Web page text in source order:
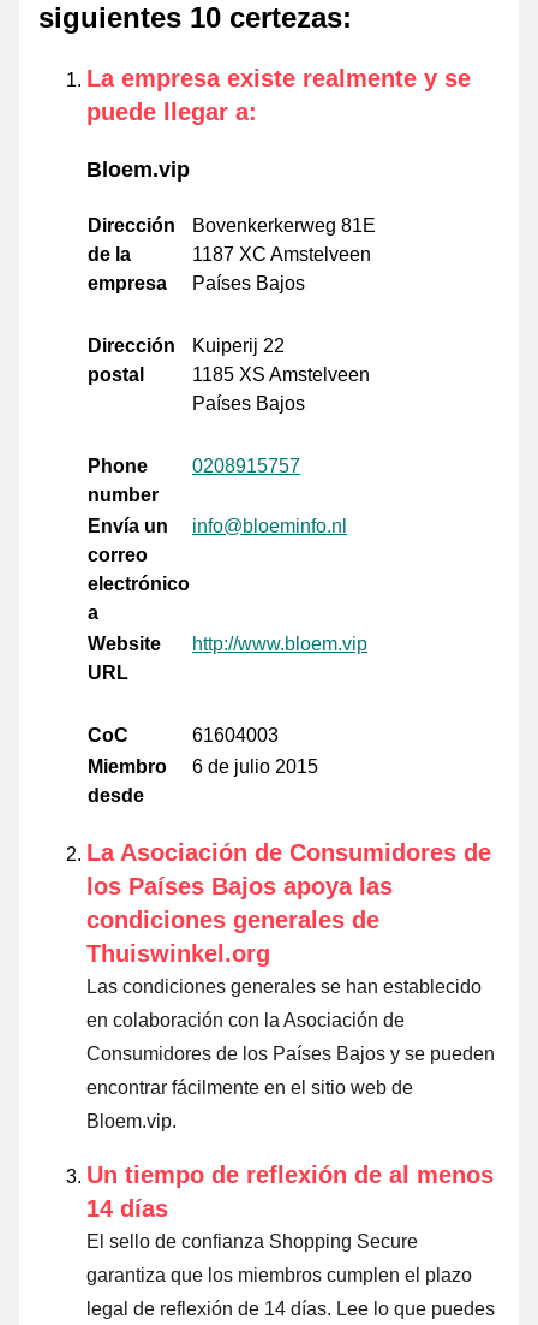
siguientes 10 certezas:
La empresa existe realmente y se
puede llegar a:
Bloem.vip
Dirección
de la
empresa
Bovenkerkerweg 81E
1187 XC Amstelveen
Países Bajos
Dirección
postal
Kuiperij 22
1185 XS Amstelveen
Países Bajos
Phone
number
0208915757
Envía un
correo
electrónico
a
info@bloeminfo.nl
Website
URL
http://www.bloem.vip
CoC
61604003
Miembro
desde
6 de julio 2015
La Asociación de Consumidores de
los Países Bajos apoya las
condiciones generales de
Thuiswinkel.org
Las condiciones generales se han establecido
en colaboración con la Asociación de
Consumidores de los Países Bajos y se pueden
encontrar fácilmente en el sitio web de
Bloem.vip.
Un tiempo de reflexión de al menos
14 días
El sello de confianza Shopping Secure
garantiza que los miembros cumplen el plazo
legal de reflexión de 14 días. Lee lo que puedes